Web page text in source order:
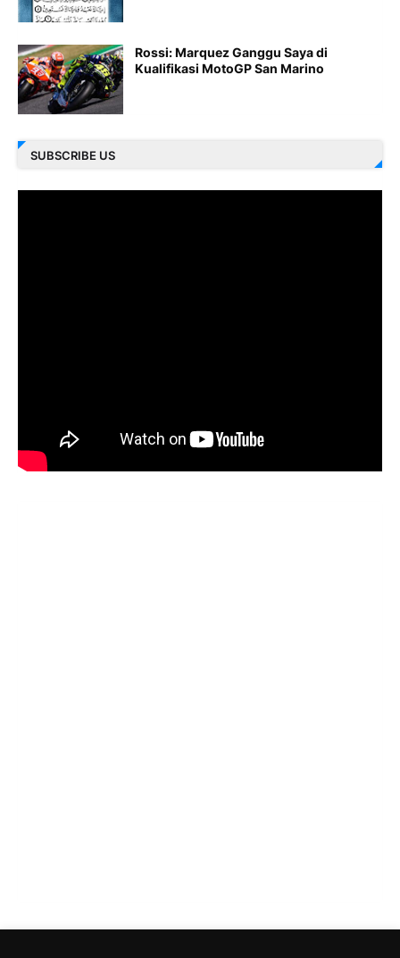
Rossi: Marquez Ganggu Saya di
Kualifikasi MotoGP San Marino
SUBSCRIBE US